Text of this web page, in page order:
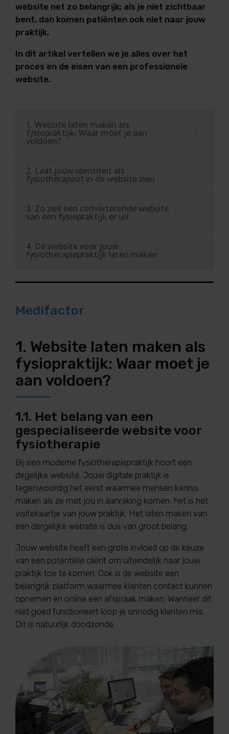
website net zo belangrijk; als je niet zichtbaar
bent, dan komen patiënten ook niet naar jouw
praktijk.
In dit artikel vertellen we je alles over het
proces en de eisen van een professionele
website.
1. Website laten maken als
fysiopraktijk: Waar moet je aan
voldoen?
2. Laat jouw identiteit als
fysiotherapeut in de website zien
3. Zo ziet een converterende website
van een fysiopraktijk er uit
4. Dé website voor jouw
fysiotherapiepraktijk laten maken
Medifactor
1. Website laten maken als
fysiopraktijk: Waar moet je
aan voldoen?
1.1. Het belang van een
gespecialiseerde website voor
fysiotherapie
Bij een moderne fysiotherapiepraktijk hoort een
degelijke website. Jouw digitale praktijk is
tegenwoordig het eerst waarmee mensen kennis
maken als ze met jou in aanraking komen; het is het
visitekaartje van jouw praktijk. Het laten maken van
een dergelijke website is dus van groot belang.
Jouw website heeft een grote invloed op de keuze
van een potentiële cliënt om uiteindelijk naar jouw
praktijk toe te komen. Ook is de website een
belangrijk platform waarmee klanten contact kunnen
opnemen en online een afspraak maken. Wanneer dit
niet goed functioneert loop je onnodig klanten mis.
Dit is natuurlijk doodzonde.